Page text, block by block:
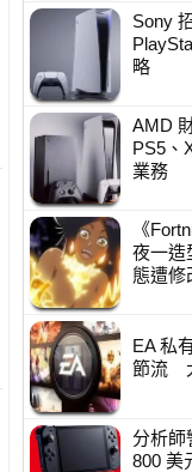
Sony
略
AMD
PS5、
業務
《
夜一
態遭修
EA 私
節流
分析師
800 美